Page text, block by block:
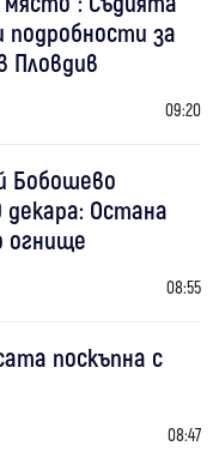
подробности за
Пловдив
09:20
Бобошево
декара: Остана
огнище
08:55
поскъпна с
08:47